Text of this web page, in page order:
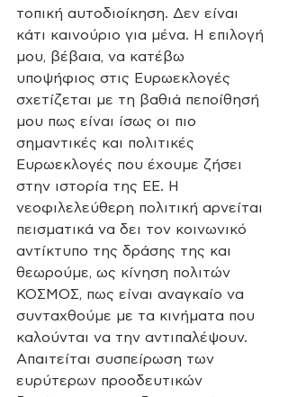
τοπική αυτοδιοίκηση. Δεν είναι
κάτι καινούριο για μένα. Η επιλογή
μου, βέβαια, να κατέβω
υποψήφιος στις Ευρωεκλογές
σχετίζεται με τη βαθιά πεποίθησή
μου πως είναι ίσως οι πιο
σημαντικές και πολιτικές
Ευρωεκλογές που έχουμε ζήσει
στην ιστορία της ΕΕ. Η
νεοφιλελεύθερη πολιτική αρνείται
πεισματικά να δει τον κοινωνικό
αντίκτυπο της δράσης της και
θεωρούμε, ως κίνηση πολιτών
ΚΟΣΜΟΣ, πως είναι αναγκαίο να
συνταχθούμε με τα κινήματα που
καλούνται να την αντιπαλέψουν.
Απαιτείται συσπείρωση των
ευρύτερων προοδευτικών